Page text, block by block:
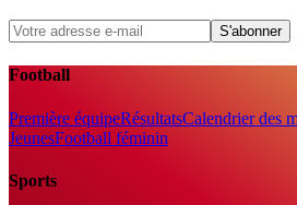
S'abonner
Football
Première équipeRésultatsCalendrier des
JeunesFootball féminin
Sports